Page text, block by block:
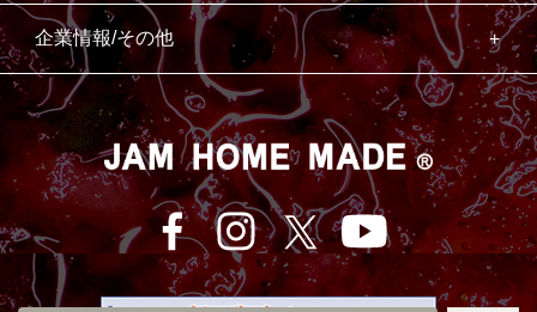
企業情報/その他